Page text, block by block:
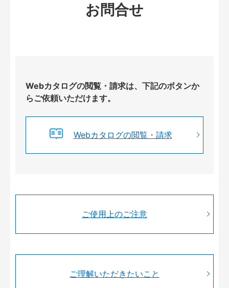
お問合せ
Webカタログの閲覧・請求は、下記のボタンか
らご依頼いただけます。
Webカタログの閲覧・請求
ご使用上のご注意
ご理解いただきたいこと